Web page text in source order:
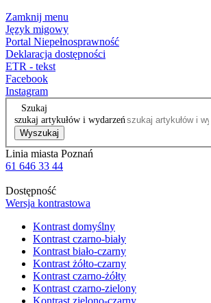
Zamknij menu
Język migowy
Portal Niepełnosprawność
Deklaracja dostępności
ETR - tekst
Facebook
Instagram
Szukaj
szukaj artykułów i wydarzeń
Wyszukaj
Linia miasta Poznań
61 646 33 44
Dostępność
Wersja kontrastowa
Kontrast domyślny
Kontrast czarno-biały
Kontrast biało-czarny
Kontrast żółto-czarny
Kontrast czarno-żółty
Kontrast czarno-zielony
Kontrast zielono-czarny